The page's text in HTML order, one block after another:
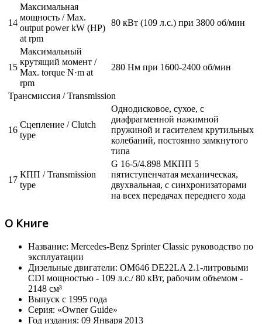
14
Максимальная
мощность / Max.
output power kW (HP)
at rpm
80 кВт (109 л.с.) при 3800 об/мин
15
Максимальный
крутящий момент /
Max. torque N·m at
rpm
280 Нм при 1600-2400 об/мин
Трансмиссия / Transmission
16
Сцепление / Clutch
type
Однодисковое, сухое, с
диафрагменной нажимной
пружиной и гасителем крутильных
колебаний, постоянно замкнутого
типа
17
КПП / Transmission
type
G 16-5/4.898 МКПП 5
пятиступенчатая механическая,
двухвальная, с синхронизаторами
на всех передачах переднего хода
О Книге
Название: Mercedes-Benz Sprinter Classic руководство по
эксплуатации
Дизельные двигатели: OM646 DE22LA 2.1-литровыми
CDI мощностью - 109 л.с./ 80 кВт, рабочим объемом -
2148 см³
Выпуск с 1995 года
Серия: «Owner Guide»
Год издания: 09 Января 2013